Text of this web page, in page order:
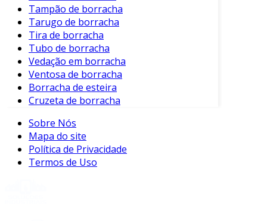
desgaste ou danos.
Limpeza:Manter as esferas limpas de
sujeira e produtos químicos que possam
degradar a borracha.
Armazenamento Adequado:
esferas em locais frescos e secos para
evitar ressecamento.
Estas práticas ajudam a maximizar a vida útil
das esferas de borracha.
Conclusão
Tampão de borracha
Tarugo de borracha
Tira de borracha
Tubo de borracha
Vedação em borracha
Ventosa de borracha
Borracha de esteira
Cruzeta de borracha
Sobre Nós
Mapa do site
Política de Privacidade
Termos de Uso